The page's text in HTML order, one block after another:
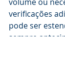
verificações
pode ser
sempre